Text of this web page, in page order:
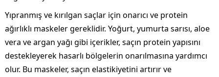
Yıpranmış ve kırılgan saçlar için onarıcı ve protein
ağırlıklı maskeler gereklidir. Yoğurt, yumurta sarısı, aloe
vera ve argan yağı gibi içerikler, saçın protein yapısını
destekleyerek hasarlı bölgelerin onarılmasına yardımcı
olur. Bu maskeler, saçın elastikiyetini artırır ve